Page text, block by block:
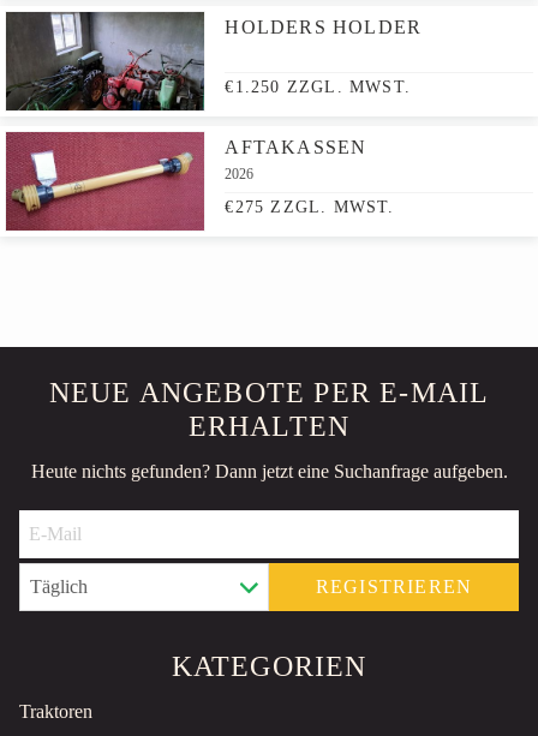
HOLDERS HOLDER
€1.250 ZZGL. MWST.
AFTAKASSEN
2026
€275 ZZGL. MWST.
NEUE ANGEBOTE PER E-MAIL
ERHALTEN
Heute nichts gefunden? Dann jetzt eine Suchanfrage aufgeben.
REGISTRIEREN
KATEGORIEN
Traktoren